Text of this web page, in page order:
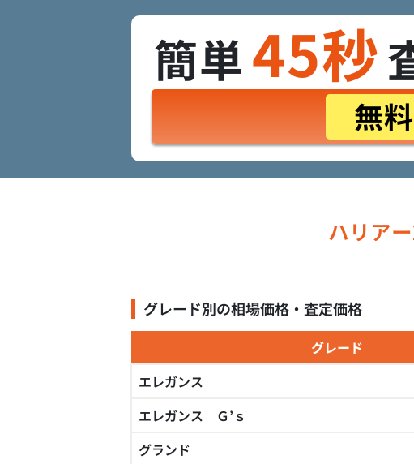
簡単45秒
無料
ハリア
グレード別の相場価格・査定価格
グレード
エレガンス
エレガンス Ｇ’ｓ
グランド